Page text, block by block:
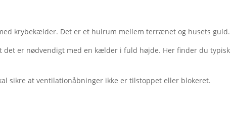
krybekælder. Det er et hulrum mellem terrænet og husets guld.
er nødvendigt med en kælder i fuld højde. Her finder du typisk
sikre at ventilationåbninger ikke er tilstoppet eller blokeret.